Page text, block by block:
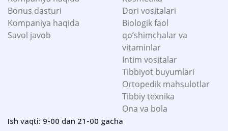
Bonus dasturi
Kompaniya haqida
Savol javob
Dori vositalari
Biologik faol
qo’shimchalar va
vitaminlar
Intim vositalar
Tibbiyot buyumlari
Ortopedik mahsulotlar
Tibbiy texnika
Ona va bola
Ish vaqti: 9-00 dan 21-00 gacha